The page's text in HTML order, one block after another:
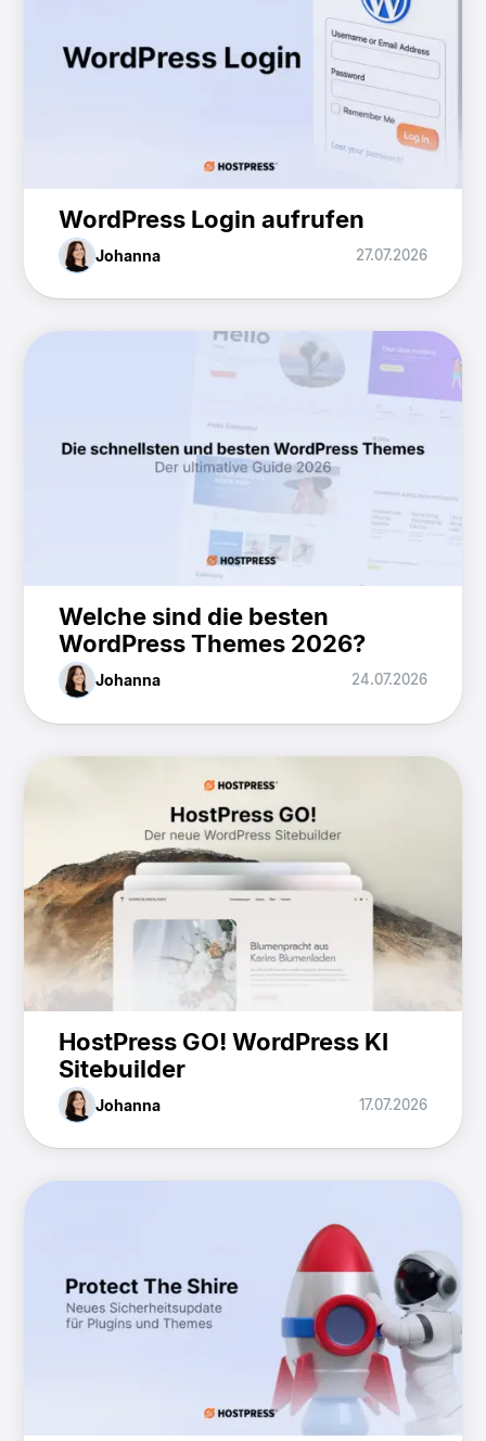
WordPress Login aufrufen
Johanna 27.07.2026
Welche sind die besten
WordPress Themes 2026?
Johanna 24.07.2026
HostPress GO! WordPress KI
Sitebuilder
Johanna 17.07.2026